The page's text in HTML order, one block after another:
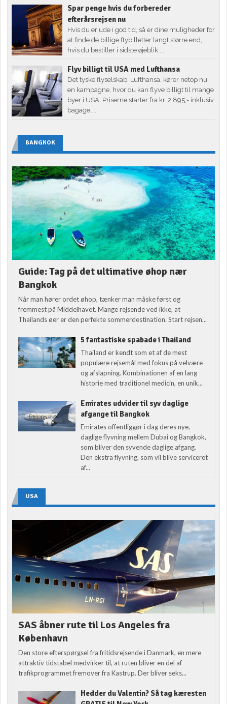
Spar penge hvis du forbereder
efterårsrejsen nu
Hvis du er ude i god tid, så er dine muligheder for
at finde de billige flybilletter langt større end,
hvis du bestiller i sidste øjeblik....
Flyv billigt til USA med Lufthansa
Det tyske flyselskab, Lufthansa, kører netop nu
en kampagne, hvor du kan flyve billigt til mange
byer i USA. Priserne starter fra kr. 2.895,- inklusiv
bagage,...
BANGKOK
Guide: Tag på det ultimative øhop nær
Bangkok
Når man hører ordet øhop, tænker man måske først og
fremmest på Middelhavet. Mange rejsende ved ikke, at
Thailands øer er den perfekte sommerdestination. Start rejsen...
5 fantastiske spabade i Thailand
Thailand er kendt som et af de mest
populære rejsemål med fokus på velvære
og afslapning. Kombinationen af en lang
historie med traditionel medicin, en unik...
Emirates udvider til syv daglige
afgange til Bangkok
Emirates offentliggør i dag deres nye,
daglige flyvning mellem Dubai og Bangkok,
som bliver den syvende daglige afgang.
Den ekstra flyvning, som vil blive serviceret
af...
USA
SAS åbner rute til Los Angeles fra
København
Den store efterspørgsel fra fritidsrejsende i Danmark, en mere
attraktiv tidstabel medvirker til, at ruten bliver en del af
trafikprogrammet fremover fra Kastrup. Der bliver seks...
Hedder du Valentin? Så tag kæresten